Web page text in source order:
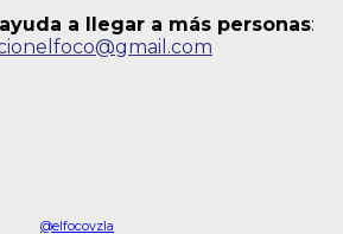
a llegar a más personas:
@elfocovzla